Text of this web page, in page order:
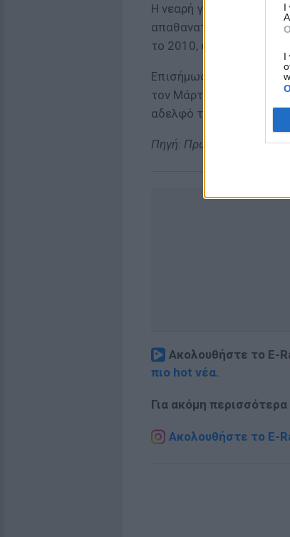
I
I
Η νεαρή γυναίκα, που
απαθανατίστηκε πρώτη
το 2010, στο πλευρό
Επισήμως, όπως
τον Μάρτιο του 2014 ως
αδελφό της στην
Πηγή: Πρώτο Θέμα
Ακολουθήστε το E-
πιο hot νέα.
Για ακόμη περισσότερα
Ακολουθήστε το E-